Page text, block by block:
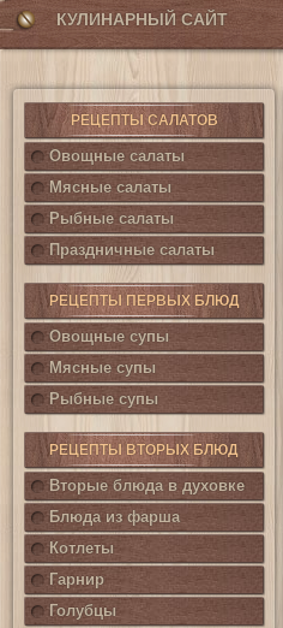
КУЛИНАРНЫЙ САЙТ
РЕЦЕПТЫ САЛАТОВ
Овощные салаты
Мясные салаты
Рыбные салаты
Праздничные салаты
РЕЦЕПТЫ ПЕРВЫХ БЛЮД
Овощные супы
Мясные супы
Рыбные супы
РЕЦЕПТЫ ВТОРЫХ БЛЮД
Вторые блюда в духовке
Блюда из фарша
Котлеты
Гарнир
Голубцы